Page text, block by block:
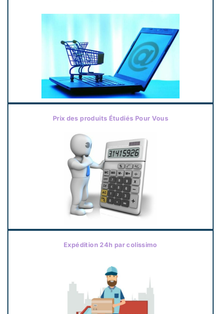
Prix des produits Étudiés Pour Vous
Expédition 24h par colissimo